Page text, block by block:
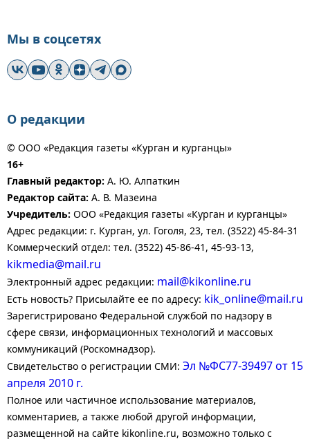
Мы в соцсетях
О редакции
© ООО «Редакция газеты «Курган и курганцы»
16+
Главный редактор: А. Ю. Алпаткин
Редактор сайта: А. В. Мазеина
Учредитель: ООО «Редакция газеты «Курган и курганцы»
Адрес редакции: г. Курган, ул. Гоголя, 23, тел. (3522) 45-84-31
Коммерческий отдел: тел. (3522) 45-86-41, 45-93-13,
kikmedia@mail.ru
Электронный адрес редакции: mail@kikonline.ru
Есть новость? Присылайте ее по адресу: kik_online@mail.ru
Зарегистрировано Федеральной службой по надзору в
сфере связи, информационных технологий и массовых
коммуникаций (Роскомнадзор).
Свидетельство о регистрации СМИ: Эл №ФС77-39497 от 15
апреля 2010 г.
Полное или частичное использование материалов,
комментариев, а также любой другой информации,
размещенной на сайте kikonline.ru, возможно только с